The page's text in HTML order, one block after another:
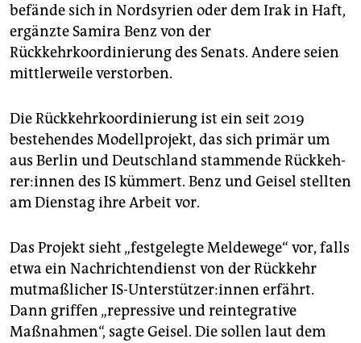
befände sich in Nordsyrien oder dem Irak in Haft,
ergänzte Samira Benz von der
Rückkehrkoordinierung des Senats. Andere seien
mittlerweile verstorben.
Die Rückkehrkoordinierung ist ein seit 2019
bestehendes Modellprojekt, das sich primär um
aus Berlin und Deutschland stammende Rück­keh­
re­r:in­nen des IS kümmert. Benz und Geisel stellten
am Dienstag ihre Arbeit vor.
Das Projekt sieht „festgelegte Meldewege“ vor, falls
etwa ein Nachrichtendienst von der Rückkehr
mutmaßlicher IS-Unterstützer:innen erfährt.
Dann griffen „repressive und reintegrative
Maßnahmen“, sagte Geisel. Die sollen laut dem